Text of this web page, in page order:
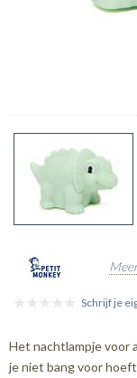
Schrijf je
Het nachtlampje voor
je niet bang voor